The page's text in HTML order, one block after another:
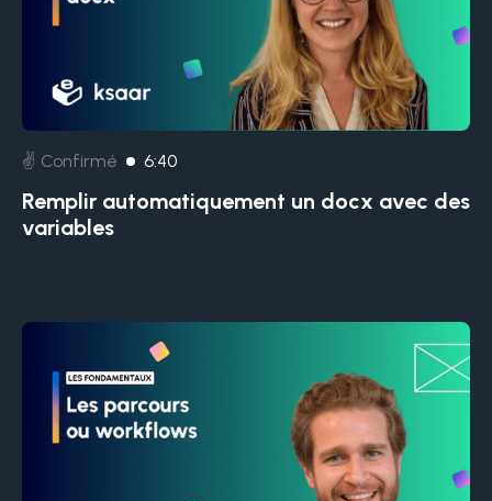
✌️ Confirmé 6:40
Remplir automatiquement un docx avec des
variables